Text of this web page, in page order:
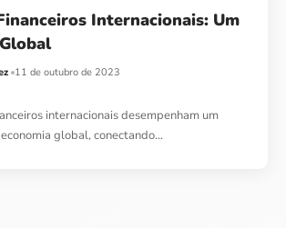
Internacionais: Um
11 de outubro de 2023
internacionais desempenham um
global, conectando…